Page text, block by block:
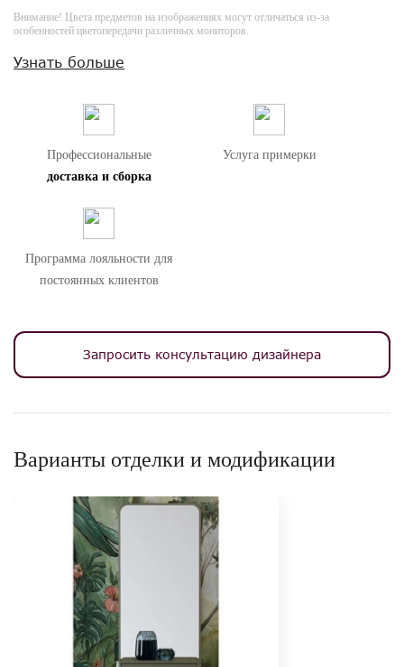
Внимание! Цвета предметов на изображениях могут отличаться из-за
особенностей цветопередачи различных мониторов.
Узнать больше
Профессиональные
доставка и сборка
Услуга примерки
Программа лояльности для
постоянных клиентов
Запросить консультацию дизайнера
Варианты отделки и модификации